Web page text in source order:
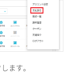
ます。